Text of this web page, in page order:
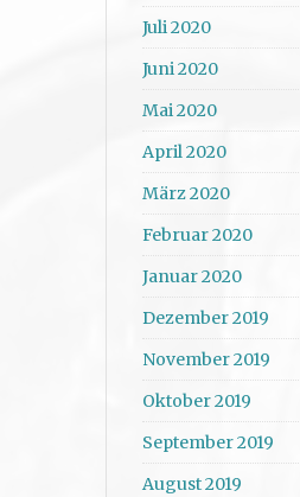
Juli 2020
Juni 2020
Mai 2020
April 2020
März 2020
Februar 2020
Januar 2020
Dezember 2019
November 2019
Oktober 2019
September 2019
August 2019